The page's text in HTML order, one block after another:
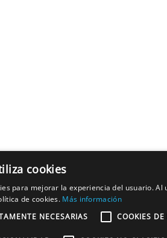
cookies
para mejorar la experiencia del usuario.
de cookies. Más información
NECESARIAS
COOKIES